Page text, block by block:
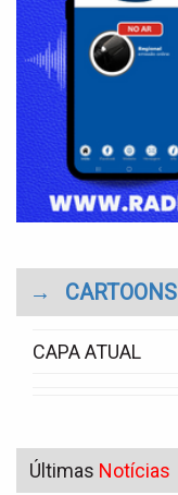
→ CARTOONS
CAPA ATUAL
Últimas Notícias